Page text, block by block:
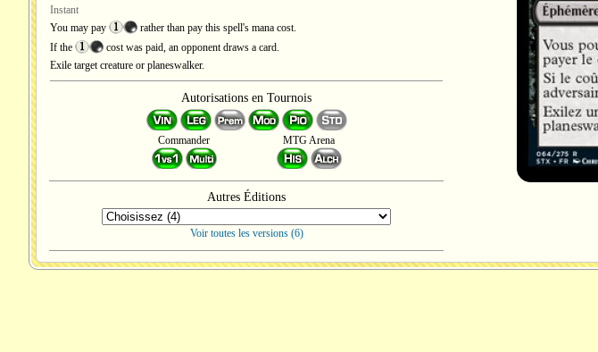
Instant
You may pay
rather than pay this spell's mana cost.
If the
cost was paid, an opponent draws a card.
Exile target creature or planeswalker.
Autorisations en Tournois
Commander MTG Arena
Autres Éditions
Voir toutes les versions (6)